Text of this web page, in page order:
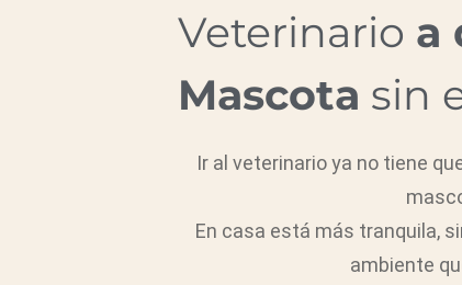
Veterinario a
Mascota sin
Ir al veterinario ya no tiene
En casa está más tranquila,
ambiente